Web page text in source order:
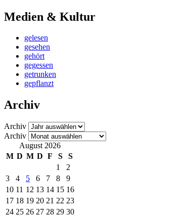
Medien & Kultur
gelesen
gesehen
gehört
gegessen
getrunken
gepflanzt
Archiv
Archiv
Archiv
August 2026
M D M D F S
S
1
2
3
4 5 6 7 8
9
10 11 12 13 14 15 16
17 18 19 20 21 22 23
24 25 26 27 28 29 30